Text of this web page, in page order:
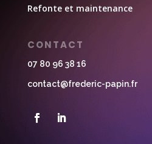
Refonte et maintenance
CONTACT
07 80 96 38 16
contact@frederic-papin.fr